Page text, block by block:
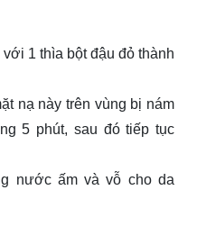
1 thìa bột đậu đỏ thành
nạ này trên vùng bị nám
5 phút, sau đó tiếp tục
nước ấm và vỗ cho da